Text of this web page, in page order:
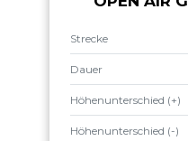
Strecke
Dauer
Höhenunterschied (+)
Höhenunterschied (-)